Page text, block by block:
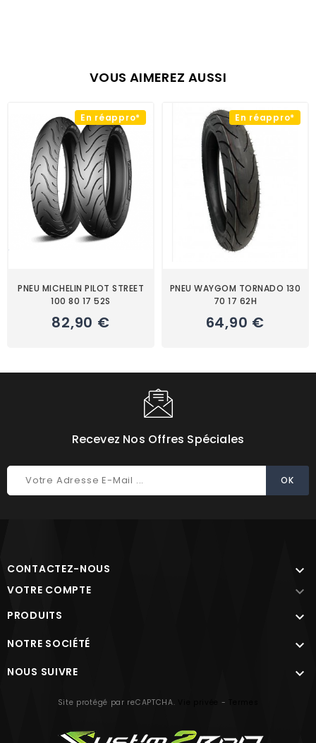
VOUS AIMEREZ AUSSI
En réappro*
PNEU MICHELIN PILOT STREET
100 80 17 52S
Prix
82,90 €
En réappro*
PNEU WAYGOM TORNADO 130
70 17 62H
Prix
64,90 €
Recevez Nos Offres Spéciales
CONTACTEZ-NOUS 
VOTRE COMPTE 
PRODUITS 
NOTRE SOCIÉTÉ 
NOUS SUIVRE 
Site protégé par reCAPTCHA. -